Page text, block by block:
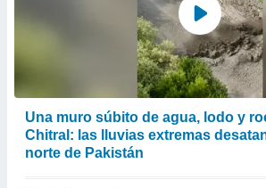
Una muro súbito de agua, lodo y
Chitral: las lluvias extremas
norte de Pakistán